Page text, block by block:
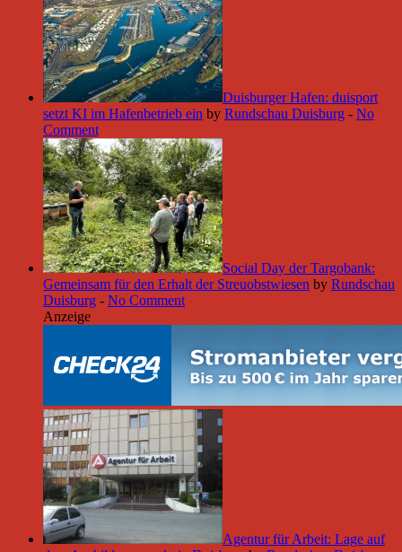
Duisburger Hafen: duisport
setzt KI im Hafenbetrieb ein by Rundschau Duisburg - No
Comment
Social Day der Targobank:
Gemeinsam für den Erhalt der Streuobstwiesen by Rundschau
Duisburg - No Comment
Anzeige
Agentur für Arbeit: Lage auf